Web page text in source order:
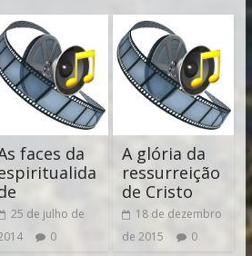
faces da
25 de julho de
0
A glória da
ressurreição
de Cristo
18 de dezembro
de 2015
0